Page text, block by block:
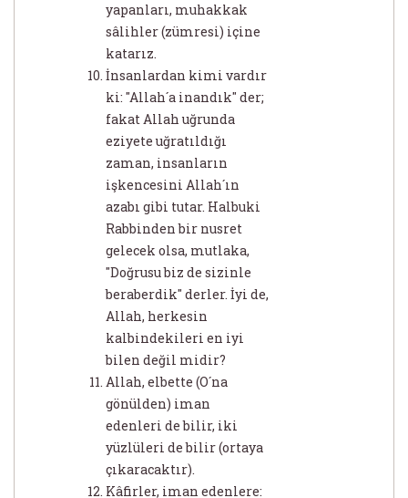
yapanları, muhakkak
sâlihler (zümresi) içine
katarız.
İnsanlardan kimi vardır
ki: "Allah´a inandık" der;
fakat Allah uğrunda
eziyete uğratıldığı
zaman, insanların
işkencesini Allah´ın
azabı gibi tutar. Halbuki
Rabbinden bir nusret
gelecek olsa, mutlaka,
"Doğrusu biz de sizinle
beraberdik" derler. İyi de,
Allah, herkesin
kalbindekileri en iyi
bilen değil midir?
Allah, elbette (O´na
gönülden) iman
edenleri de bilir, iki
yüzlüleri de bilir (ortaya
çıkaracaktır).
Kâfirler, iman edenlere: